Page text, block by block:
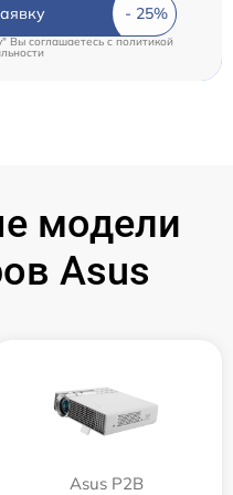
Вы соглашаетесь cполитикой
модели
Asus
Asus P2B